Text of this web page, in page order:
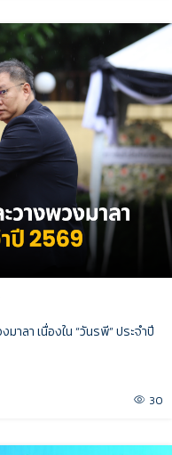
ลา เนื่องใน “วันรพี” ประจำปี
30